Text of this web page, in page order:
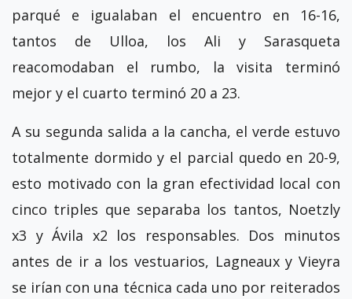
parqué e igualaban el encuentro en 16-16,
tantos de Ulloa, los Ali y Sarasqueta
reacomodaban el rumbo, la visita terminó
mejor y el cuarto terminó 20 a 23.
A su segunda salida a la cancha, el verde estuvo
totalmente dormido y el parcial quedo en 20-9,
esto motivado con la gran efectividad local con
cinco triples que separaba los tantos, Noetzly
x3 y Ávila x2 los responsables. Dos minutos
antes de ir a los vestuarios, Lagneaux y Vieyra
se irían con una técnica cada uno por reiterados